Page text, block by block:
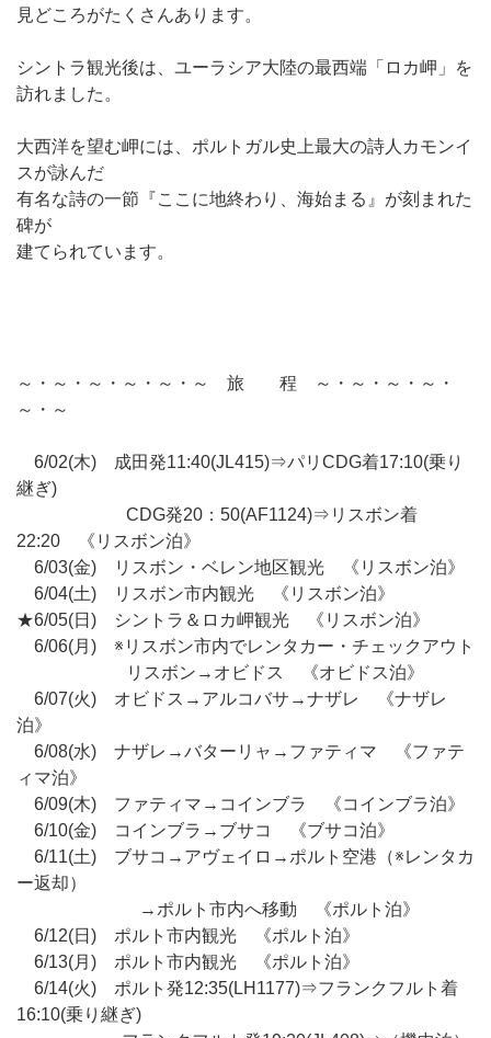
見どころがたくさんあります。
シントラ観光後は、ユーラシア大陸の最西端「ロカ岬」を
訪れました。
大西洋を望む岬には、ポルトガル史上最大の詩人カモンイ
スが詠んだ
有名な詩の一節『ここに地終わり、海始まる』が刻まれた
碑が
建てられています。
～・～・～・～・～・～ 旅 程 ～・～・～・～・
～・～
6/02(木) 成田発11:40(JL415)⇒パリCDG着17:10(乗り
継ぎ)
CDG発20：50(AF1124)⇒リスボン着
22:20 《リスボン泊》
6/03(金) リスボン・ベレン地区観光 《リスボン泊》
6/04(土) リスボン市内観光 《リスボン泊》
★6/05(日) シントラ＆ロカ岬観光 《リスボン泊》
6/06(月) ※リスボン市内でレンタカー・チェックアウト
リスボン→オビドス 《オビドス泊》
6/07(火) オビドス→アルコバサ→ナザレ 《ナザレ
泊》
6/08(水) ナザレ→バターリャ→ファティマ 《ファテ
ィマ泊》
6/09(木) ファティマ→コインブラ 《コインブラ泊》
6/10(金) コインブラ→ブサコ 《ブサコ泊》
6/11(土) ブサコ→アヴェイロ→ポルト空港（※レンタカ
ー返却）
→ポルト市内へ移動 《ポルト泊》
6/12(日) ポルト市内観光 《ポルト泊》
6/13(月) ポルト市内観光 《ポルト泊》
6/14(火) ポルト発12:35(LH1177)⇒フランクフルト着
16:10(乗り継ぎ)